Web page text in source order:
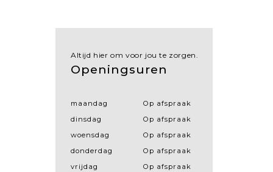
Altijd hier om voor jou te zorgen.
Openingsuren
maandag
dinsdag
woensdag
donderdag
vrijdag
Op afspraak
Op afspraak
Op afspraak
Op afspraak
Op afspraak